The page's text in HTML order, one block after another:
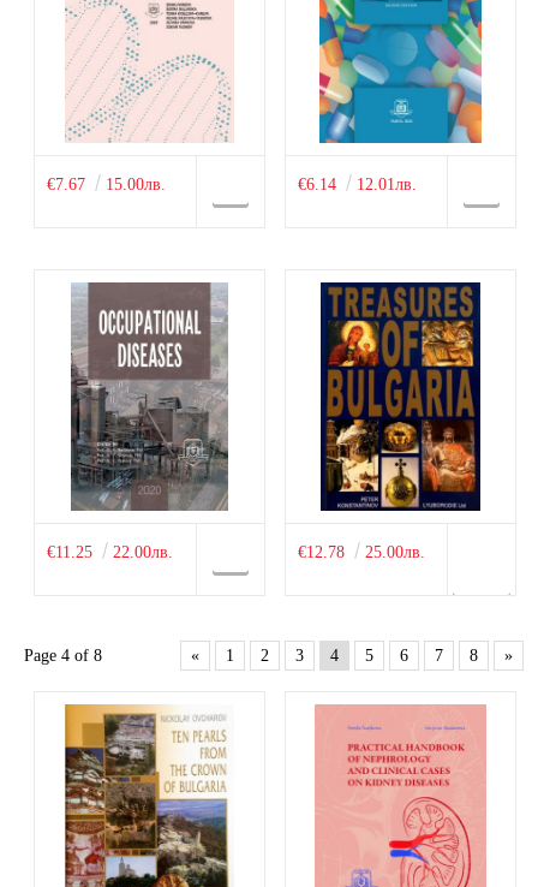
€7.67 15.00лв. €6.14 12.01лв.
€11.25 22.00лв. €12.78 25.00лв.
Page 4 of 8 « 1 2 3 4 5 6 7 8 »